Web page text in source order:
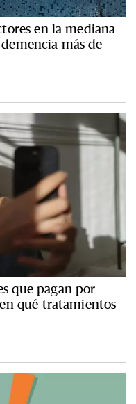
en la mediana
más de
que pagan por
qué tratamientos